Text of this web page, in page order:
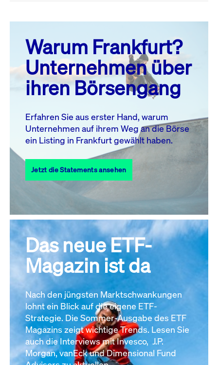
August 26
MO. DI. MI. DO. FR. SA. SO.
1
2
3
4 5 6 7 8
10 11 13 14
17
18 19 20 21 22
23
27 28
31
Alle Events
Warum Frankfurt?
Unternehmen über
ihren Börsengang
Erfahren Sie aus erster Hand, warum
Unternehmen auf ihrem Weg an die Börse
ein Listing in Frankfurt gewählt haben.
Jetzt die Statements ansehen
Das neue ETF-
Magazin ist da
Nach den jüngsten Marktschwankungen
lohnt ein Blick auf die eigene ETF-
Strategie. Die Sommer-Ausgabe des ETF
Magazins zeigt wichtige Trends. Lesen Sie
auch die Interviews mit Invesco, J.P.
Morgan, vanEck und Dimensional Fund